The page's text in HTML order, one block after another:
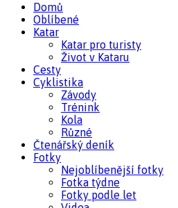
Domů
Oblíbené
Katar
Katar pro turisty
Život v Kataru
Cesty
Cyklistika
Závody
Trénink
Kola
Různé
Čtenářský deník
Fotky
Nejoblíbenější fotky
Fotka týdne
Fotky podle let